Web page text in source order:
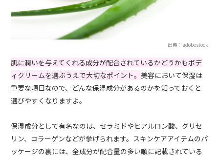
出典：adobestock
肌に潤いを与えてくれる成分が配合されているかどうかもボデ
ィクリームを選ぶうえで大切なポイント。美容において保湿は
重要な項目なので、どんな保湿成分があるのかを知っておくと
選びやすくなりますよ。
保湿成分として有名なのは、セラミドやヒアルロン酸、グリセ
リン、コラーゲンなどが挙げられます。スキンケアアイテムのパ
ッケージの裏には、全成分が配合量の多い順に記載されている